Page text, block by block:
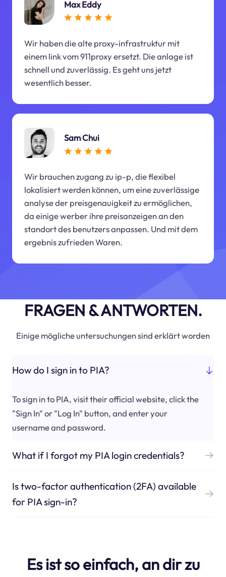
Max Eddy
Wir haben die alte proxy-infrastruktur mit
einem link vom 911proxy ersetzt. Die anlage ist
schnell und zuverlässig. Es geht uns jetzt
wesentlich besser.
Sam Chui
Wir brauchen zugang zu ip-p, die flexibel
lokalisiert werden können, um eine zuverlässige
analyse der preisgenauigkeit zu ermöglichen,
da einige werber ihre preisanzeigen an den
standort des benutzers anpassen. Und mit dem
ergebnis zufrieden Waren.
FRAGEN & ANTWORTEN.
Einige mögliche untersuchungen sind erklärt worden
How do I sign in to PIA?
To sign in to PIA, visit their official website, click the
"Sign In" or "Log In" button, and enter your
username and password.
What if I forgot my PIA login credentials?
Is two-factor authentication (2FA) available
for PIA sign-in?
Es ist so einfach, an dir zu